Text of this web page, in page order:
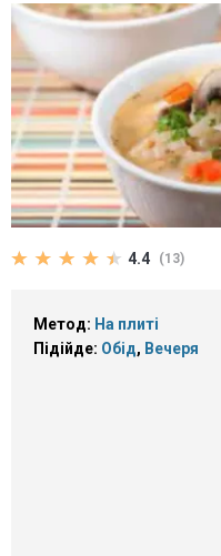
4.4 (13)
Метод: На плиті
Підійде: Обід, Вечеря